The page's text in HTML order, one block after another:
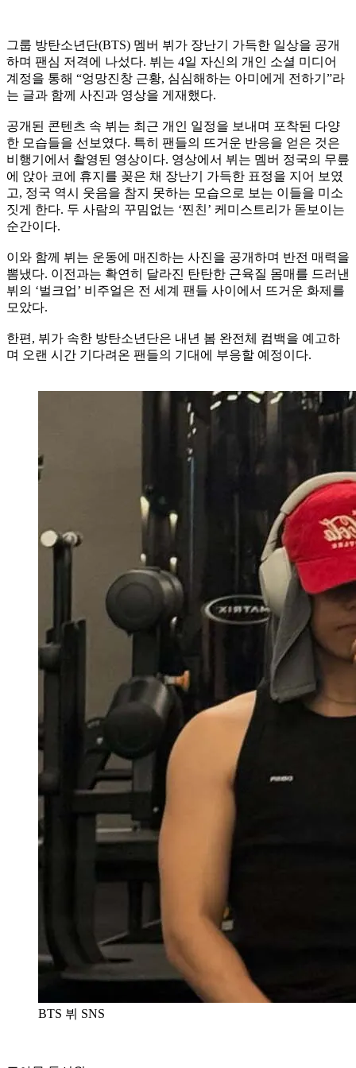
그룹 방탄소년단(BTS) 멤버 뷔가 장난기 가득한 일상을 공개
하며 팬심 저격에 나섰다. 뷔는 4일 자신의 개인 소셜 미디어
계정을 통해 “엉망진창 근황, 심심해하는 아미에게 전하기”라
는 글과 함께 사진과 영상을 게재했다.
공개된 콘텐츠 속 뷔는 최근 개인 일정을 보내며 포착된 다양
한 모습들을 선보였다. 특히 팬들의 뜨거운 반응을 얻은 것은
비행기에서 촬영된 영상이다. 영상에서 뷔는 멤버 정국의 무릎
에 앉아 코에 휴지를 꽂은 채 장난기 가득한 표정을 지어 보였
고, 정국 역시 웃음을 참지 못하는 모습으로 보는 이들을 미소
짓게 한다. 두 사람의 꾸밈없는 ‘찐친’ 케미스트리가 돋보이는
순간이다.
이와 함께 뷔는 운동에 매진하는 사진을 공개하며 반전 매력을
뽐냈다. 이전과는 확연히 달라진 탄탄한 근육질 몸매를 드러낸
뷔의 ‘벌크업’ 비주얼은 전 세계 팬들 사이에서 뜨거운 화제를
모았다.
한편, 뷔가 속한 방탄소년단은 내년 봄 완전체 컴백을 예고하
며 오랜 시간 기다려온 팬들의 기대에 부응할 예정이다.
BTS 뷔 SNS